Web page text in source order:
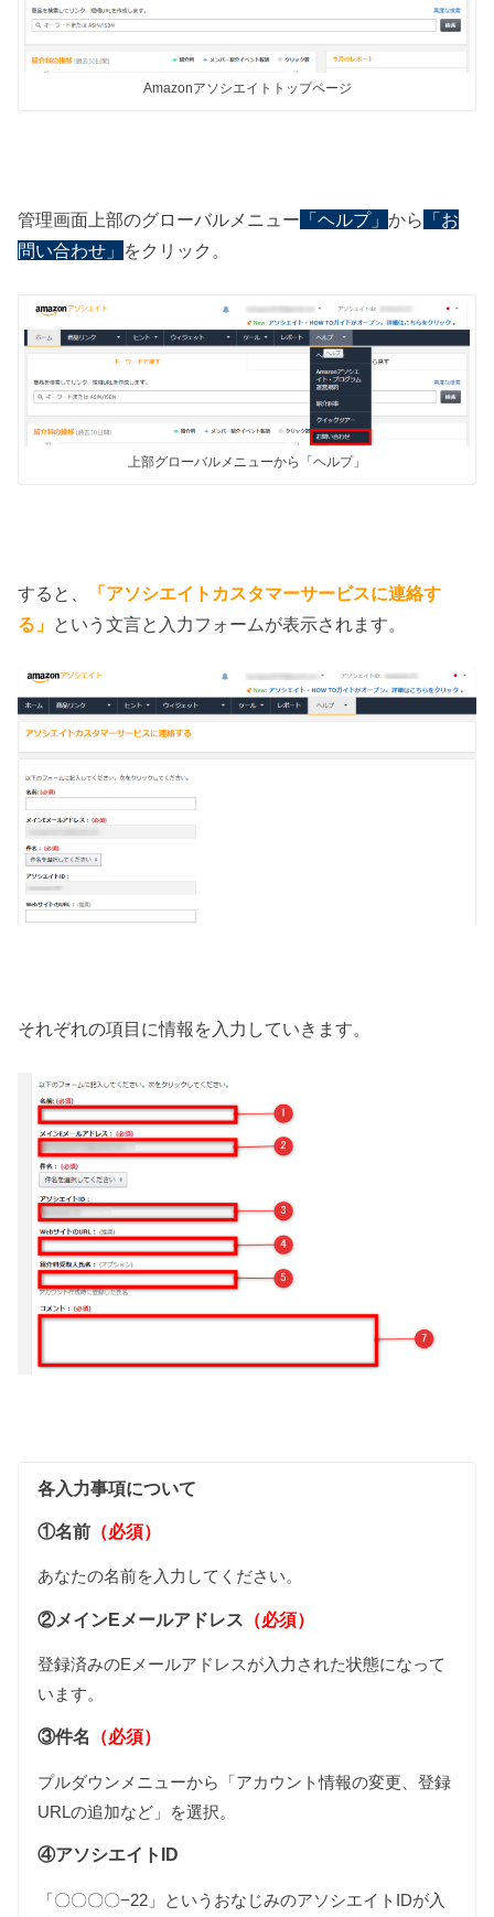
Amazonアソシエイトトップページ
管理画面上部のグローバルメニュー 「ヘルプ」から
「お
問い合わせ」 をクリック。
上部グローバルメニューから「ヘルプ」
すると、
「アソシエイトカスタマーサービスに連絡す
る」 という文言と入力フォームが表示されます。
それぞれの項目に情報を入力していきます。
各入力事項について
①名前 （必須）
あなたの名前を入力してください。
②メインEメールアドレス （必須）
登録済みのEメールアドレスが入力された状態になって
います。
③件名 （必須）
プルダウンメニューから「アカウント情報の変更、登録
URLの追加など」を選択。
④アソシエイトID
「〇〇〇〇−22」というおなじみのアソシエイトIDが入